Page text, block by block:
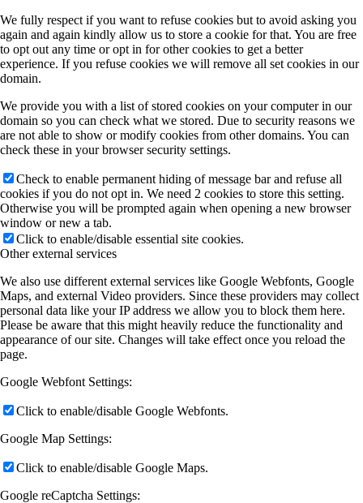
We fully respect if you want to refuse cookies but to avoid asking you
again and again kindly allow us to store a cookie for that. You are free
to opt out any time or opt in for other cookies to get a better
experience. If you refuse cookies we will remove all set cookies in our
domain.
We provide you with a list of stored cookies on your computer in our
domain so you can check what we stored. Due to security reasons we
are not able to show or modify cookies from other domains. You can
check these in your browser security settings.
Check to enable permanent hiding of message bar and refuse all
cookies if you do not opt in. We need 2 cookies to store this setting.
Otherwise you will be prompted again when opening a new browser
window or new a tab.
Click to enable/disable essential site cookies.
Other external services
We also use different external services like Google Webfonts, Google
Maps, and external Video providers. Since these providers may collect
personal data like your IP address we allow you to block them here.
Please be aware that this might heavily reduce the functionality and
appearance of our site. Changes will take effect once you reload the
page.
Google Webfont Settings:
Click to enable/disable Google Webfonts.
Google Map Settings:
Click to enable/disable Google Maps.
Google reCaptcha Settings: